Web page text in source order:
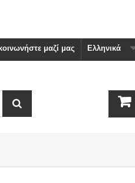
Ελληνικά
μαζί μας